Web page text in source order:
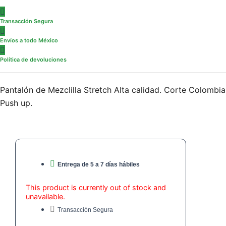
Transacción Segura
Envíos a todo México
Política de devoluciones
Pantalón de Mezclilla Stretch Alta calidad. Corte
Push up.
Entrega de 5 a 7 días hábiles
This product is currently out of stock and
unavailable.
Transacción Segura